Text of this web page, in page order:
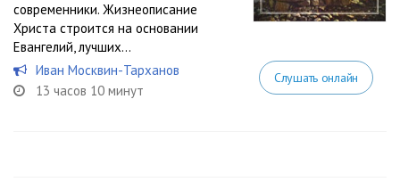
современники. Жизнеописание
Христа строится на основании
Евангелий, лучших...
Иван Москвин-Тарханов
13 часов 10 минут
Слушать онлайн